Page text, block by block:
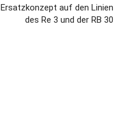
Ersatzkonzept auf den Linien
des Re 3 und der RB 30